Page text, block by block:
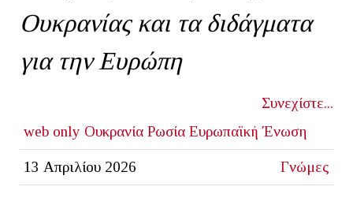
Ουκρανίας και τα διδάγματα
για την Ευρώπη
Συνεχίστε...
web only Ουκρανία Ρωσία Ευρωπαϊκή Ένωση
13 Απριλίου 2026 Γνώμες